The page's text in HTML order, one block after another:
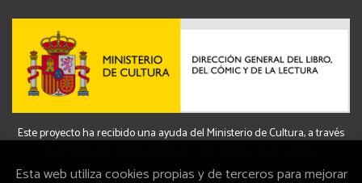
Este proyecto ha recibido una ayuda del Ministerio de Cultura, a través
Esta web utiliza cookies propias y de terceros para mejorar